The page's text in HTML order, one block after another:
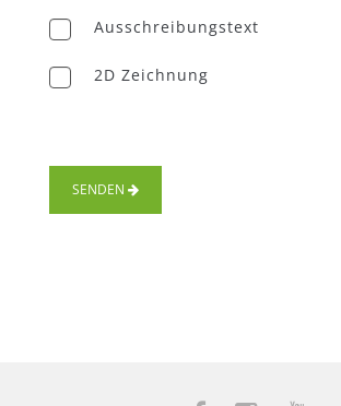
Ausschreibungstext
2D Zeichnung
SENDEN